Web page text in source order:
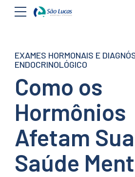
EXAMES HORMONAIS E
ENDOCRINOLÓGICO
Como os
Hormônios
Afetam Sua
Saúde